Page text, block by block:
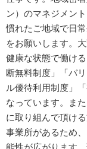
ン）のマネジメン
慣れたご地域で日
をお願いします。
健康な状態で働け
断無料制度」「バ
ル優待利用制度」
なっています。ま
に取り組んで頂け
事業所があるため
能性が広がります